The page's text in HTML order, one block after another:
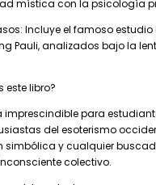
mística con la psicología
Incluye el famoso estudio
Pauli, analizados bajo la
este libro?
imprescindible para
del esoterismo
simbólica y cualquier
colectivo.